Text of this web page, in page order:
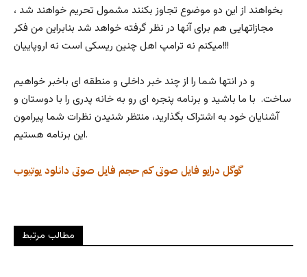
بخواهند از این دو موضوع تجاوز بکنند مشمول تحریم خواهند شد ،
مجازاتهایی هم برای آنها در نظر گرفته خواهد شد بنابراین من فکر
میکنم نه ترامپ اهل چنین ریسکی است نه اروپاییان!!!
و در انتها شما را از چند خبر داخلی و منطقه ای باخبر خواهیم
ساخت. با ما باشید و برنامه پنجره ای رو به خانه پدری را با دوستان و
آشنایان خود به اشتراک بگذارید، منتظر شنیدن نظرات شما پیرامون
این برنامه هستیم.
یوتیوب دانلود فایل صوتی فایل صوتی کم حجم گوگل درایو
مطالب مرتبط